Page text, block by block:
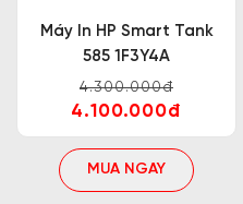
Máy In HP Smart Tank
585 1F3Y4A
4.300.000đ
4.100.000đ
MUA NGAY